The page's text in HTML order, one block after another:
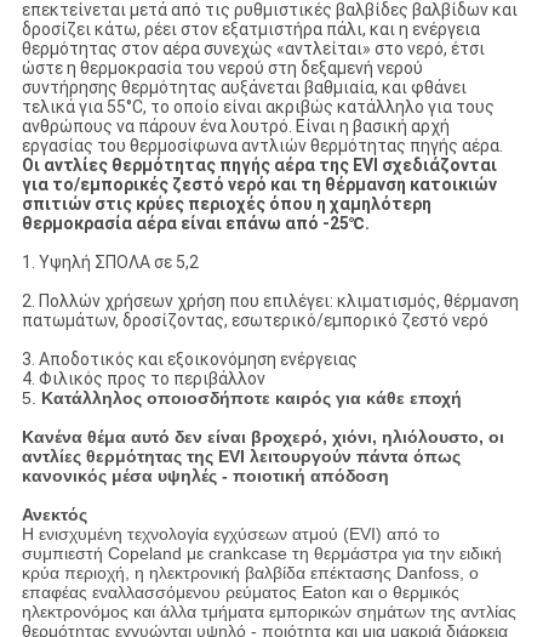
επεκτείνεται μετά από τις ρυθμιστικές βαλβίδες βαλβίδων και
δροσίζει κάτω, ρέει στον εξατμιστήρα πάλι, και η ενέργεια
θερμότητας στον αέρα συνεχώς «αντλείται» στο νερό, έτσι
ώστε η θερμοκρασία του νερού στη δεξαμενή νερού
συντήρησης θερμότητας αυξάνεται βαθμιαία, και φθάνει
τελικά για 55°C, το οποίο είναι ακριβώς κατάλληλο για τους
ανθρώπους να πάρουν ένα λουτρό. Είναι η βασική αρχή
εργασίας του θερμοσίφωνα αντλιών θερμότητας πηγής αέρα.
Οι αντλίες θερμότητας πηγής αέρα της EVI σχεδιάζονται
για το/εμπορικές ζεστό νερό και τη θέρμανση κατοικιών
σπιτιών στις κρύες περιοχές όπου η χαμηλότερη
θερμοκρασία αέρα είναι επάνω από -25℃.
1. Υψηλή ΣΠΟΛΑ σε 5,2
2. Πολλών χρήσεων χρήση που επιλέγει: κλιματισμός, θέρμανση
πατωμάτων, δροσίζοντας, εσωτερικό/εμπορικό ζεστό νερό
3. Αποδοτικός και εξοικονόμηση ενέργειας
4. Φιλικός προς το περιβάλλον
5. Κατάλληλος οποιοσδήποτε καιρός για κάθε εποχή
Κανένα θέμα αυτό δεν είναι βροχερό, χιόνι, ηλιόλουστο, οι
αντλίες θερμότητας της EVI λειτουργούν πάντα όπως
κανονικός μέσα υψηλές - ποιοτική απόδοση
Ανεκτός
Η ενισχυμένη τεχνολογία εγχύσεων ατμού (EVI) από το
συμπιεστή Copeland με crankcase τη θερμάστρα για την ειδική
κρύα περιοχή, η ηλεκτρονική βαλβίδα επέκτασης Danfoss, ο
επαφέας εναλλασσόμενου ρεύματος Eaton και ο θερμικός
ηλεκτρονόμος και άλλα τμήματα εμπορικών σημάτων της αντλίας
θερμότητας εγγυώνται υψηλό - ποιότητα και μια μακριά διάρκεια